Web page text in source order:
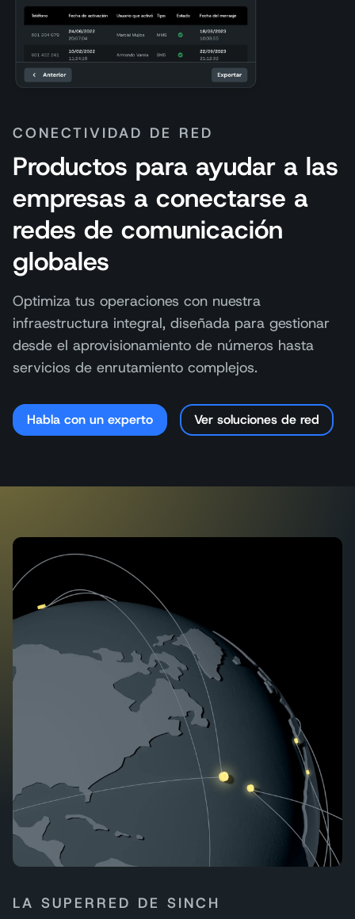
CONECTIVIDAD DE RED
Productos para ayudar a las
empresas a conectarse a
redes de comunicación
globales
Optimiza tus operaciones con nuestra
infraestructura integral, diseñada para gestionar
desde el aprovisionamiento de números hasta
servicios de enrutamiento complejos.
Habla con un experto Ver soluciones de red
LA SUPERRED DE SINCH